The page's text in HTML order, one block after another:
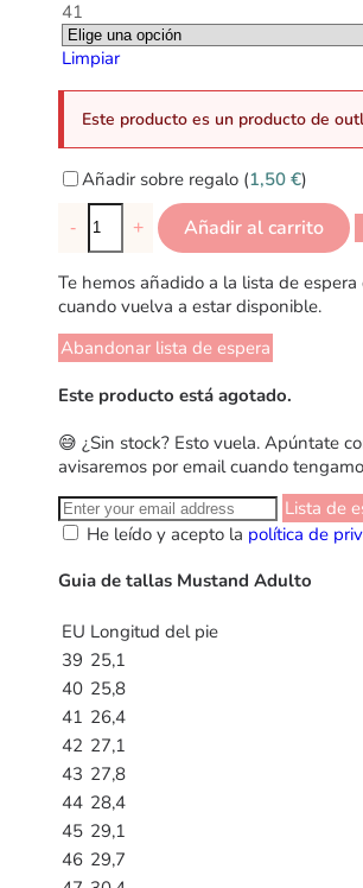
41
Limpiar
Este producto es un producto de
Añadir sobre regalo (1,50 €)
- + Añadir al carrito
Te hemos añadido a la lista de
cuando vuelva a estar disponible.
Abandonar lista de espera
Este producto está agotado.
😅 ¿Sin stock? Esto vuela. Apúntate
avisaremos por email cuando
Lista de
He leído y acepto la política de
Guia de tallas Mustand Adulto
EU Longitud del pie
39 25,1
40 25,8
41 26,4
42 27,1
43 27,8
44 28,4
45 29,1
46 29,7